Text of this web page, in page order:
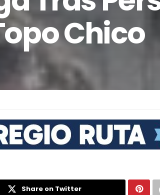
Chico
Share on Twitter